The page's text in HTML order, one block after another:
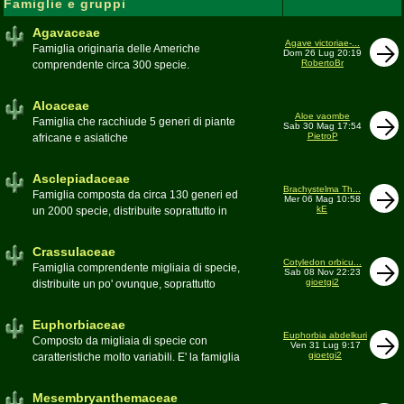
Ortegocactus, Pediocactus, Pelecyphora,
Pereskia, Sclerocactus, Strombocactus ,
Toumeya, Uebelmannia, Yavia. Sottotribù:
Hylocereinae (Aporocactus, Epiphyllum,
Famiglie e gruppi
Agavaceae
Famiglia originaria delle Americhe
comprendente circa 300 specie.
generi:Agave, Beschorneria, Furcraea,
Hesperaloë, Littaea, Manfreda, Polianthes,
Agave victoriae-...
Dom 26 Lug 20:19
RobertoBr
Aloaceae
Famiglia che racchiude 5 generi di piante
africane e asiatiche
Aloe vaombe
Sab 30 Mag 17:54
PietroP
Asclepiadaceae
Famiglia composta da circa 130 generi ed
un 2000 specie, distribuite soprattutto in
Brachystelma Th...
Mer 06 Mag 10:58
kE
Crassulaceae
Famiglia comprendente migliaia di specie,
distribuite un po' ovunque, soprattutto
Cotyledon orbicu...
Sab 08 Nov 22:23
gioetgi2
Euphorbiaceae
Composto da migliaia di specie con
caratteristiche molto variabili. E' la famiglia
Euphorbia abdelkuri
Ven 31 Lug 9:17
gioetgi2
Mesembryanthemaceae